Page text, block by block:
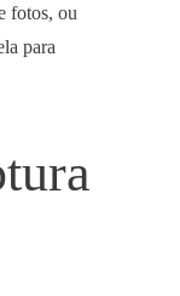
fotos, ou
para